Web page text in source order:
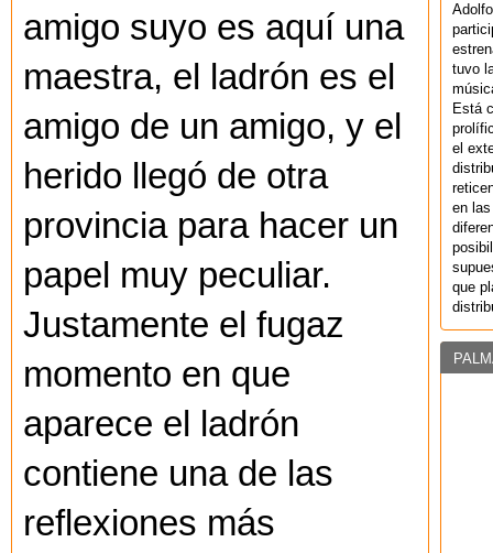
amigo suyo es aquí una
maestra, el ladrón es el
amigo de un amigo, y el
herido llegó de otra
provincia para hacer un
papel muy peculiar.
Justamente el fugaz
momento en que
aparece el ladrón
contiene una de las
reflexiones más
tuvo
Está
el
en
que